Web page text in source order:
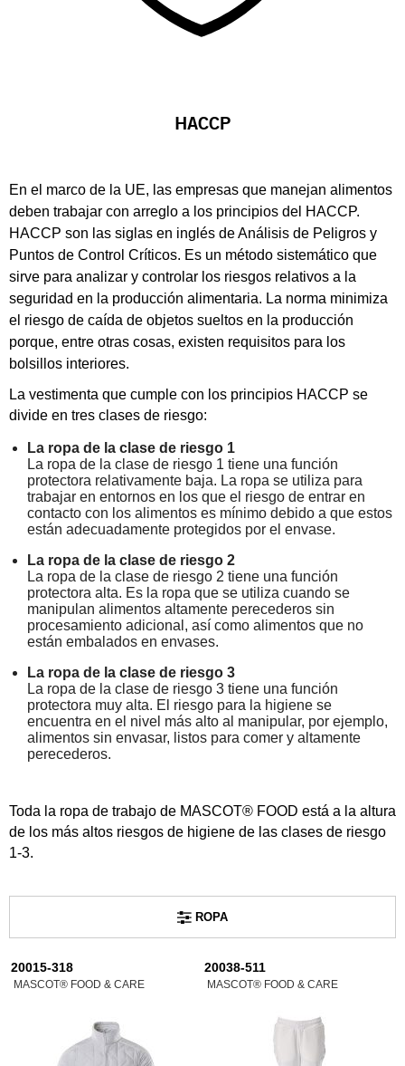
HACCP
En el marco de la UE, las empresas que manejan alimentos
deben trabajar con arreglo a los principios del HACCP.
HACCP son las siglas en inglés de Análisis de Peligros y
Puntos de Control Críticos. Es un método sistemático que
sirve para analizar y controlar los riesgos relativos a la
seguridad en la producción alimentaria. La norma minimiza
el riesgo de caída de objetos sueltos en la producción
porque, entre otras cosas, existen requisitos para los
bolsillos interiores.
La vestimenta que cumple con los principios HACCP se
divide en tres clases de riesgo:
La ropa de la clase de riesgo 1
La ropa de la clase de riesgo 1 tiene una función
protectora relativamente baja. La ropa se utiliza para
trabajar en entornos en los que el riesgo de entrar en
contacto con los alimentos es mínimo debido a que estos
están adecuadamente protegidos por el envase.
La ropa de la clase de riesgo 2
La ropa de la clase de riesgo 2 tiene una función
protectora alta. Es la ropa que se utiliza cuando se
manipulan alimentos altamente perecederos sin
procesamiento adicional, así como alimentos que no
están embalados en envases.
La ropa de la clase de riesgo 3
La ropa de la clase de riesgo 3 tiene una función
protectora muy alta. El riesgo para la higiene se
encuentra en el nivel más alto al manipular, por ejemplo,
alimentos sin envasar, listos para comer y altamente
perecederos.
Toda la ropa de trabajo de MASCOT® FOOD está a la altura
de los más altos riesgos de higiene de las clases de riesgo
1-3.
ROPA
20015-318
MASCOT® FOOD & CARE
20038-511
MASCOT® FOOD & CARE